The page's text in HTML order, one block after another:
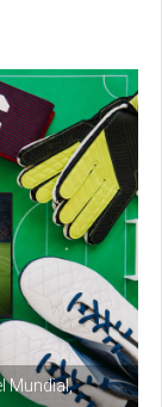
Mundial,